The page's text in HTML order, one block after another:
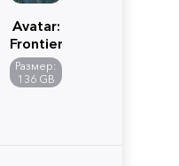
Avatar:
Frontiers
of
Pandora
Размер:
136 GB